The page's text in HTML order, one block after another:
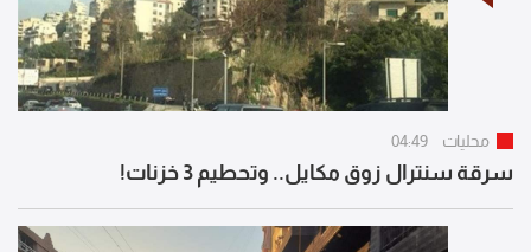
محليات 04:49
سرقة سنترال زوق مكايل.. وتحطيم 3 خزنات!